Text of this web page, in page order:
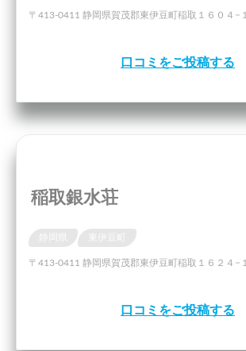
〒413-0411 静岡県賀茂郡東伊豆町稲取１６０４−１
口コミをご投稿する
稲取銀水荘
〒413-0411 静岡県賀茂郡東伊豆町稲取１６２４−１
口コミをご投稿する